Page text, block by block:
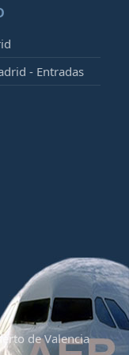
- Entradas
de Valencia